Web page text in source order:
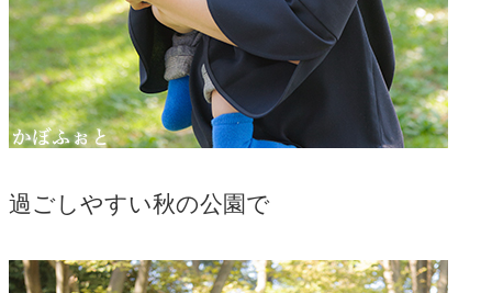
過ごしやすい秋の公園で